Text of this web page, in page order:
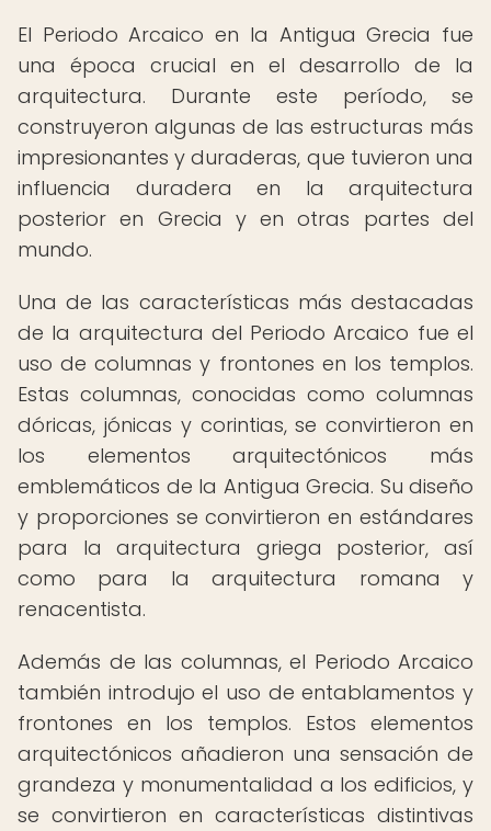
El Periodo Arcaico en la Antigua Grecia fue
una época crucial en el desarrollo de la
arquitectura. Durante este período, se
construyeron algunas de las estructuras más
impresionantes y duraderas, que tuvieron una
influencia duradera en la arquitectura
posterior en Grecia y en otras partes del
mundo.
Una de las características más destacadas
de la arquitectura del Periodo Arcaico fue el
uso de columnas y frontones en los templos.
Estas columnas, conocidas como columnas
dóricas, jónicas y corintias, se convirtieron en
los elementos arquitectónicos más
emblemáticos de la Antigua Grecia. Su diseño
y proporciones se convirtieron en estándares
para la arquitectura griega posterior, así
como para la arquitectura romana y
renacentista.
Además de las columnas, el Periodo Arcaico
también introdujo el uso de entablamentos y
frontones en los templos. Estos elementos
arquitectónicos añadieron una sensación de
grandeza y monumentalidad a los edificios, y
se convirtieron en características distintivas